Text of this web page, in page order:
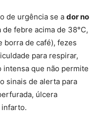
de urgência se a dor no
febre acima de 38°C,
borra de café), fezes
para respirar,
intensa que não permite
sinais de alerta para
úlcera
infarto.